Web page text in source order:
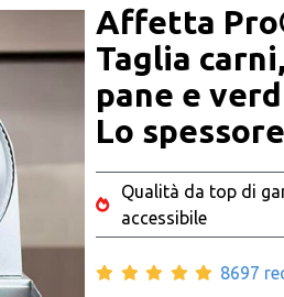
Affetta
Taglia
pane e
Lo
Qualità da top di
accessibile
8697